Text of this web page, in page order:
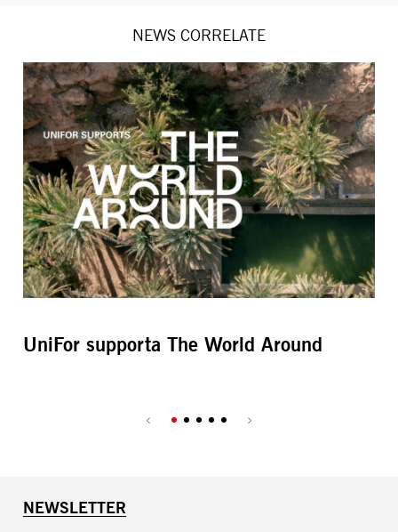
NEWS CORRELATE
UniFor supporta The World Around
NEWSLETTER